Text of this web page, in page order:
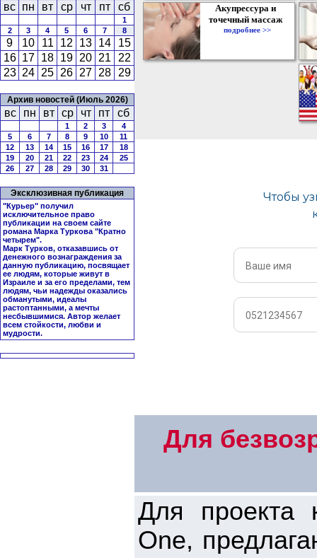
вс пн вт ср чт пт сб
1
2
3 4 5 6 7 8
9 10 11 12 13 14
15
16 17 18 19 20 21
22
23 24 25 26 27 28 29
Архив новостей (Июль 2026)
вс пн вт ср чт пт сб
1 2 3
4
5
6 7 8 9 10
11
12
13 14 15 16 17
18
19
20 21 22 23 24
25
26
27 28 29 30 31
Эксклюзивная публикация
"Курьер" получил
исключительное право
публикации на своем сайте
романа Марка Туркова "Кратно
четырем".
Марк Турков, отказавшись от
денежного вознаграждения за
данную публикацию, посвящает
ее людям, которые живут в
Израиле и за его пределами, тем
людям, чьи надежды оказались
обманутыми, идеалы
растоптанными, а мечты
несбывшимися. Автор желает
всем стойкости, любви и
мудрости.
Акупрессура и
точечный массаж
подробнее >>
Для
Для проекта
One,